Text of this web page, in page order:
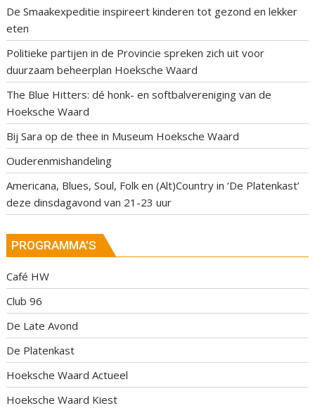
De Smaakexpeditie inspireert kinderen tot gezond en lekker
eten
Politieke partijen in de Provincie spreken zich uit voor
duurzaam beheerplan Hoeksche Waard
The Blue Hitters: dé honk- en softbalvereniging van de
Hoeksche Waard
Bij Sara op de thee in Museum Hoeksche Waard
Ouderenmishandeling
Americana, Blues, Soul, Folk en (Alt)Country in ‘De Platenkast’
deze dinsdagavond van 21-23 uur
PROGRAMMA’S
Café HW
Club 96
De Late Avond
De Platenkast
Hoeksche Waard Actueel
Hoeksche Waard Kiest